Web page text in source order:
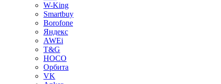
W-King
Smartbuy
Borofone
Яндекс
AWEi
T&G
HOCO
Орбита
VK